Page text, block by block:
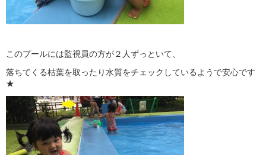
このプールには監視員の方が２人ずっといて、
落ちてくる枯葉を取ったり水質をチェックしているようで安心です
★